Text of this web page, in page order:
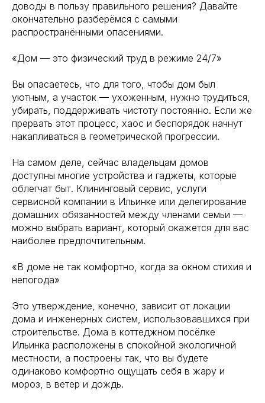
доводы в пользу правильного решения? Давайте
окончательно разберёмся с самыми
распространёнными опасениями.⠀
«Дом — это физический труд в режиме 24/7»
Вы опасаетесь, что для того, чтобы дом был
уютным, а участок — ухоженным, нужно трудиться,
убирать, поддерживать чистоту постоянно. Если же
прервать этот процесс, хаос и беспорядок начнут
накапливаться в геометрической прогрессии.
На самом деле, сейчас владельцам домов
доступны многие устройства и гаджеты, которые
облегчат быт. Клининговый сервис, услуги
сервисной компании в Ильинке или делегирование
домашних обязанностей между членами семьи —
можно выбрать вариант, который окажется для вас
наиболее предпочтительным.
«В доме не так комфортно, когда за окном стихия и
непогода»
Это утверждение, конечно, зависит от локации
дома и инженерных систем, использовавшихся при
строительстве. Дома в коттеджном посёлке
Ильинка расположены в спокойной экологичной
местности, а построены так, что вы будете
одинаково комфортно ощущать себя в жару и
мороз, в ветер и дождь.